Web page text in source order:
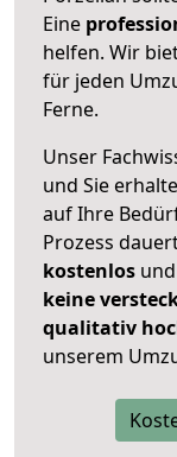
Eine
helfen. Wir
für jeden
Ferne.
Unser
und Sie
auf Ihre
Prozess
kostenlos und
keine
qualitativ
unserem